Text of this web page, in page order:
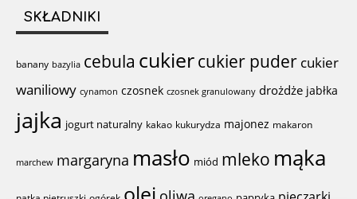
SKŁADNIKI
banany bazylia cebula cukiercukier puder cukier
waniliowy cynamon czosnek czosnek granulowany drożdże jabłka
jajka jogurt naturalny kakao kukurydza majonez makaron
marchew margaryna masło miód mleko mąka